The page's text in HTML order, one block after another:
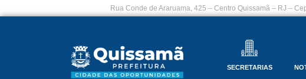
Rua Conde de Araruama, 425 – Centro Quissamã – RJ –
SECRETARIAS